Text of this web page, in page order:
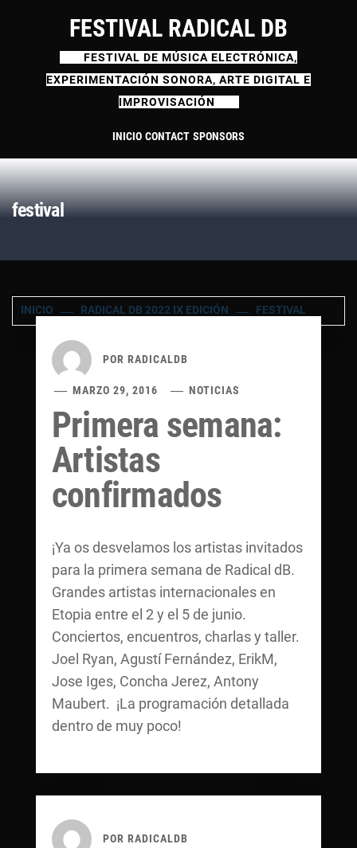
contenido
FESTIVAL RADICAL DB
FESTIVAL DE MÚSICA ELECTRÓNICA,
EXPERIMENTACIÓN SONORA, ARTE DIGITAL E
IMPROVISACIÓN
INICIO CONTACT SPONSORS
festival
INICIO RADICAL DB 2022 IX EDICIÓN FESTIVAL
POR RADICALDB
MARZO 29, 2016 NOTICIAS
Primera semana:
Artistas
confirmados
¡Ya os desvelamos los artistas invitados
para la primera semana de Radical dB.
Grandes artistas internacionales en
Etopia entre el 2 y el 5 de junio.
Conciertos, encuentros, charlas y taller.
Joel Ryan, Agustí Fernández, ErikM,
Jose Iges, Concha Jerez, Antony
Maubert. ¡La programación detallada
dentro de muy poco!
POR RADICALDB